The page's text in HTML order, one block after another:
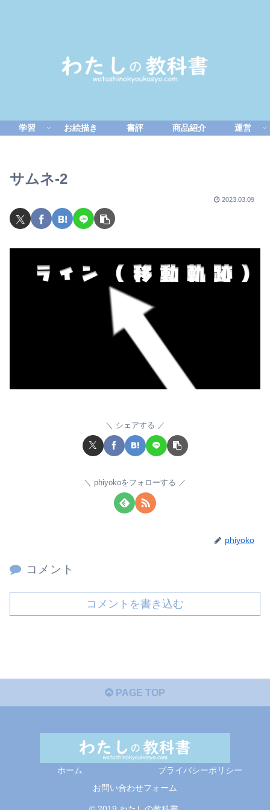
学習 お絵描き 書評 商品紹介 運営
サムネ-2
2023.03.09
シェアする
phiyokoをフォローする
phiyoko
コメント
コメントを書き込む
PAGE TOP
ホーム
プライバシーポリシー
お問い合わせフォーム